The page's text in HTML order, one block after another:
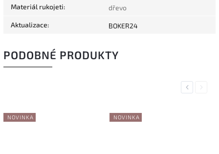
Materiál rukojeti: dřevo
Aktualizace: BOKER24
PODOBNÉ PRODUKTY
Previous
NOVINKA NOVINKA
Next